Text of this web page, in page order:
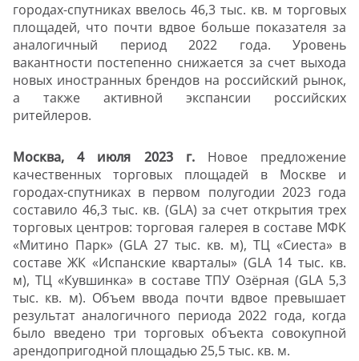
городах-спутниках ввелось 46,3 тыс. кв. м торговых
площадей, что почти вдвое больше показателя за
аналогичный период 2022 года. Уровень
вакантности постепенно снижается за счет выхода
новых иностранных брендов на российский рынок,
а также активной экспансии российских
ритейлеров.
Москва, 4 июля 2023 г. Новое предложение
качественных торговых площадей в Москве и
городах-спутниках в первом полугодии 2023 года
составило 46,3 тыс. кв. (GLA) за счет открытия трех
торговых центров: торговая галерея в составе МФК
«Митино Парк» (GLA 27 тыс. кв. м), ТЦ «Сиеста» в
составе ЖК «Испанские кварталы» (GLA 14 тыс. кв.
м), ТЦ «Кувшинка» в составе ТПУ Озёрная (GLA 5,3
тыс. кв. м). Объем ввода почти вдвое превышает
результат аналогичного периода 2022 года, когда
было введено три торговых объекта совокупной
арендопригодной площадью 25,5 тыс. кв. м.